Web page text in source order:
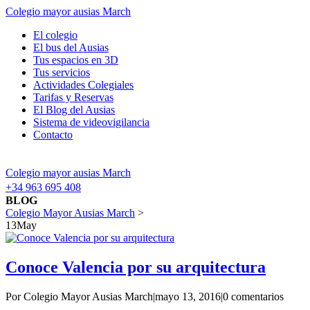
Colegio mayor ausias March
El colegio
El bus del Ausias
Tus espacios en 3D
Tus servicios
Actividades Colegiales
Tarifas y Reservas
El Blog del Ausias
Sistema de videovigilancia
Contacto
Colegio mayor ausias March
+34 963 695 408
BLOG
Colegio Mayor Ausias March >
13May
Conoce Valencia por su arquitectura
Por Colegio Mayor Ausias March|mayo 13, 2016|0 comentarios